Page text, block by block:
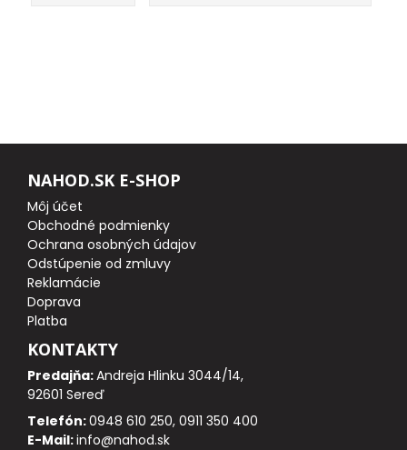
NAHOD.SK E-SHOP
Môj účet
Obchodné podmienky
Ochrana osobných údajov
Odstúpenie od zmluvy
Reklamácie
Doprava
Platba
KONTAKTY
Predajňa:Andreja Hlinku 3044/14,
92601 Sereď
Telefón:0948 610 250, 0911 350 400
E-Mail:info@nahod.sk
PRÍVLAČOVÉ PRÚTY
BIČE A DELIČKY
SPODOVÉ A MARKEROVACIE PRÚTY
FEEDER ŠPIČKY
MATCHOVÉ A BOLOGNESOVÉ PRÚTY